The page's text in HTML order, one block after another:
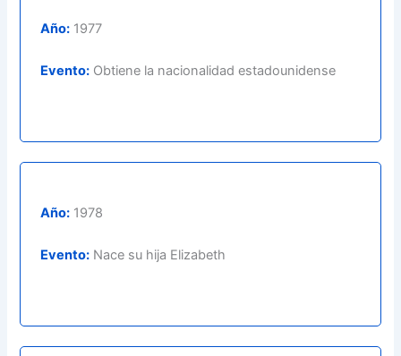
Año: 1977
Evento: Obtiene la nacionalidad estadounidense
Año: 1978
Evento: Nace su hija Elizabeth